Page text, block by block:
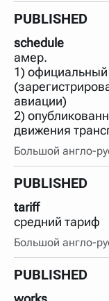
PUBLISHED
schedule
амер.
1)
авиации)
2)
движения
Большой англо-
PUBLISHED
tariff
средний тариф
Большой англо-
PUBLISHED